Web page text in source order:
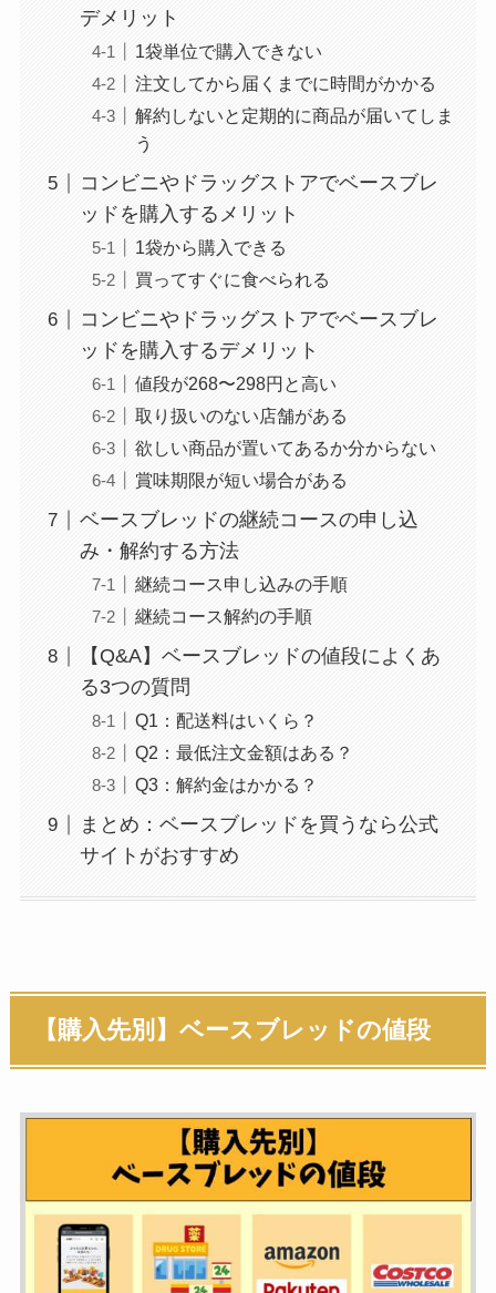
デメリット
1袋単位で購入できない
注文してから届くまでに時間がかかる
解約しないと定期的に商品が届いてしま
う
コンビニやドラッグストアでベースブレ
ッドを購入するメリット
1袋から購入できる
買ってすぐに食べられる
コンビニやドラッグストアでベースブレ
ッドを購入するデメリット
値段が268〜298円と高い
取り扱いのない店舗がある
欲しい商品が置いてあるか分からない
賞味期限が短い場合がある
ベースブレッドの継続コースの申し込
み・解約する方法
継続コース申し込みの手順
継続コース解約の手順
【Q&A】ベースブレッドの値段によくあ
る3つの質問
Q1：配送料はいくら？
Q2：最低注文金額はある？
Q3：解約金はかかる？
まとめ：ベースブレッドを買うなら公式
サイトがおすすめ
【購入先別】ベースブレッドの値段